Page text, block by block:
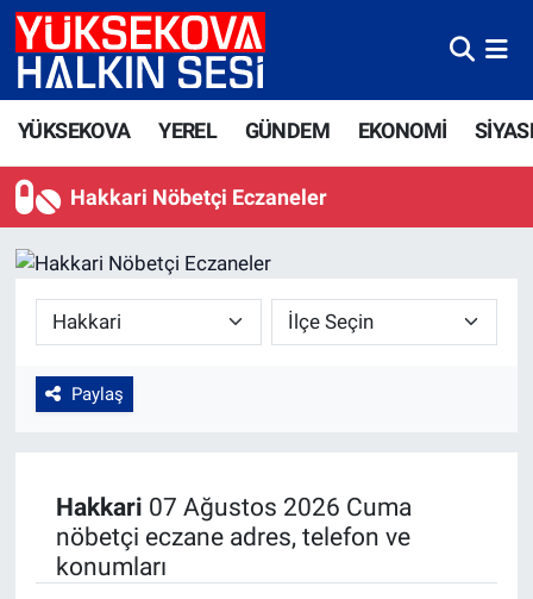
YÜKSEKOVA YEREL GÜNDEM EKONOMİ
Hakkari Nöbetçi Eczaneler
Paylaş
Hakkari 07 Ağustos 2026 Cuma
nöbetçi eczane adres, telefon ve
konumları
Yüksekova Nöbetçi Eczaneler
Yüksekova Trafik Yoğunluk Haritası
Süper Lig Puan Durumu ve Fikstür
Tüm Manşetler
Son Dakika Haberleri